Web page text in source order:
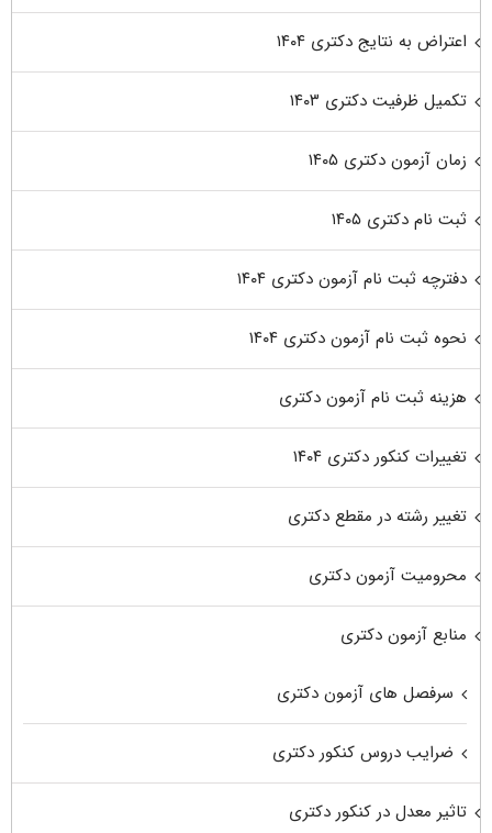
اعتراض به نتایج دکتری ۱۴۰۴
تکمیل ظرفیت دکتری ۱۴۰۳
زمان آزمون دکتری ۱۴۰۵
ثبت نام دکتری ۱۴۰۵
دفترچه ثبت نام آزمون دکتری ۱۴۰۴
نحوه ثبت نام آزمون دکتری ۱۴۰۴
هزینه ثبت نام آزمون دکتری
تغییرات کنکور دکتری ۱۴۰۴
تغییر رشته در مقطع دکتری
محرومیت آزمون دکتری
منابع آزمون دکتری
سرفصل های آزمون دکتری
ضرایب دروس کنکور دکتری
تاثیر معدل در کنکور دکتری